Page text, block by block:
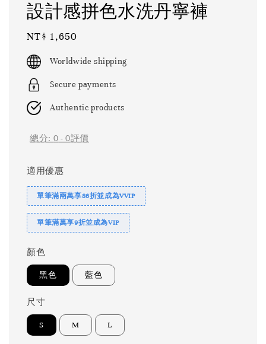
設計感拼色水洗丹寧褲
Regular
price
NT$ 1,650
Worldwide shipping
Secure payments
Authentic products
總分: 0 - 0評價
適用優惠
單筆滿兩萬享86折並成為VVIP
單筆滿萬享9折並成為VIP
顏色
黑色 藍色
尺寸
S M L